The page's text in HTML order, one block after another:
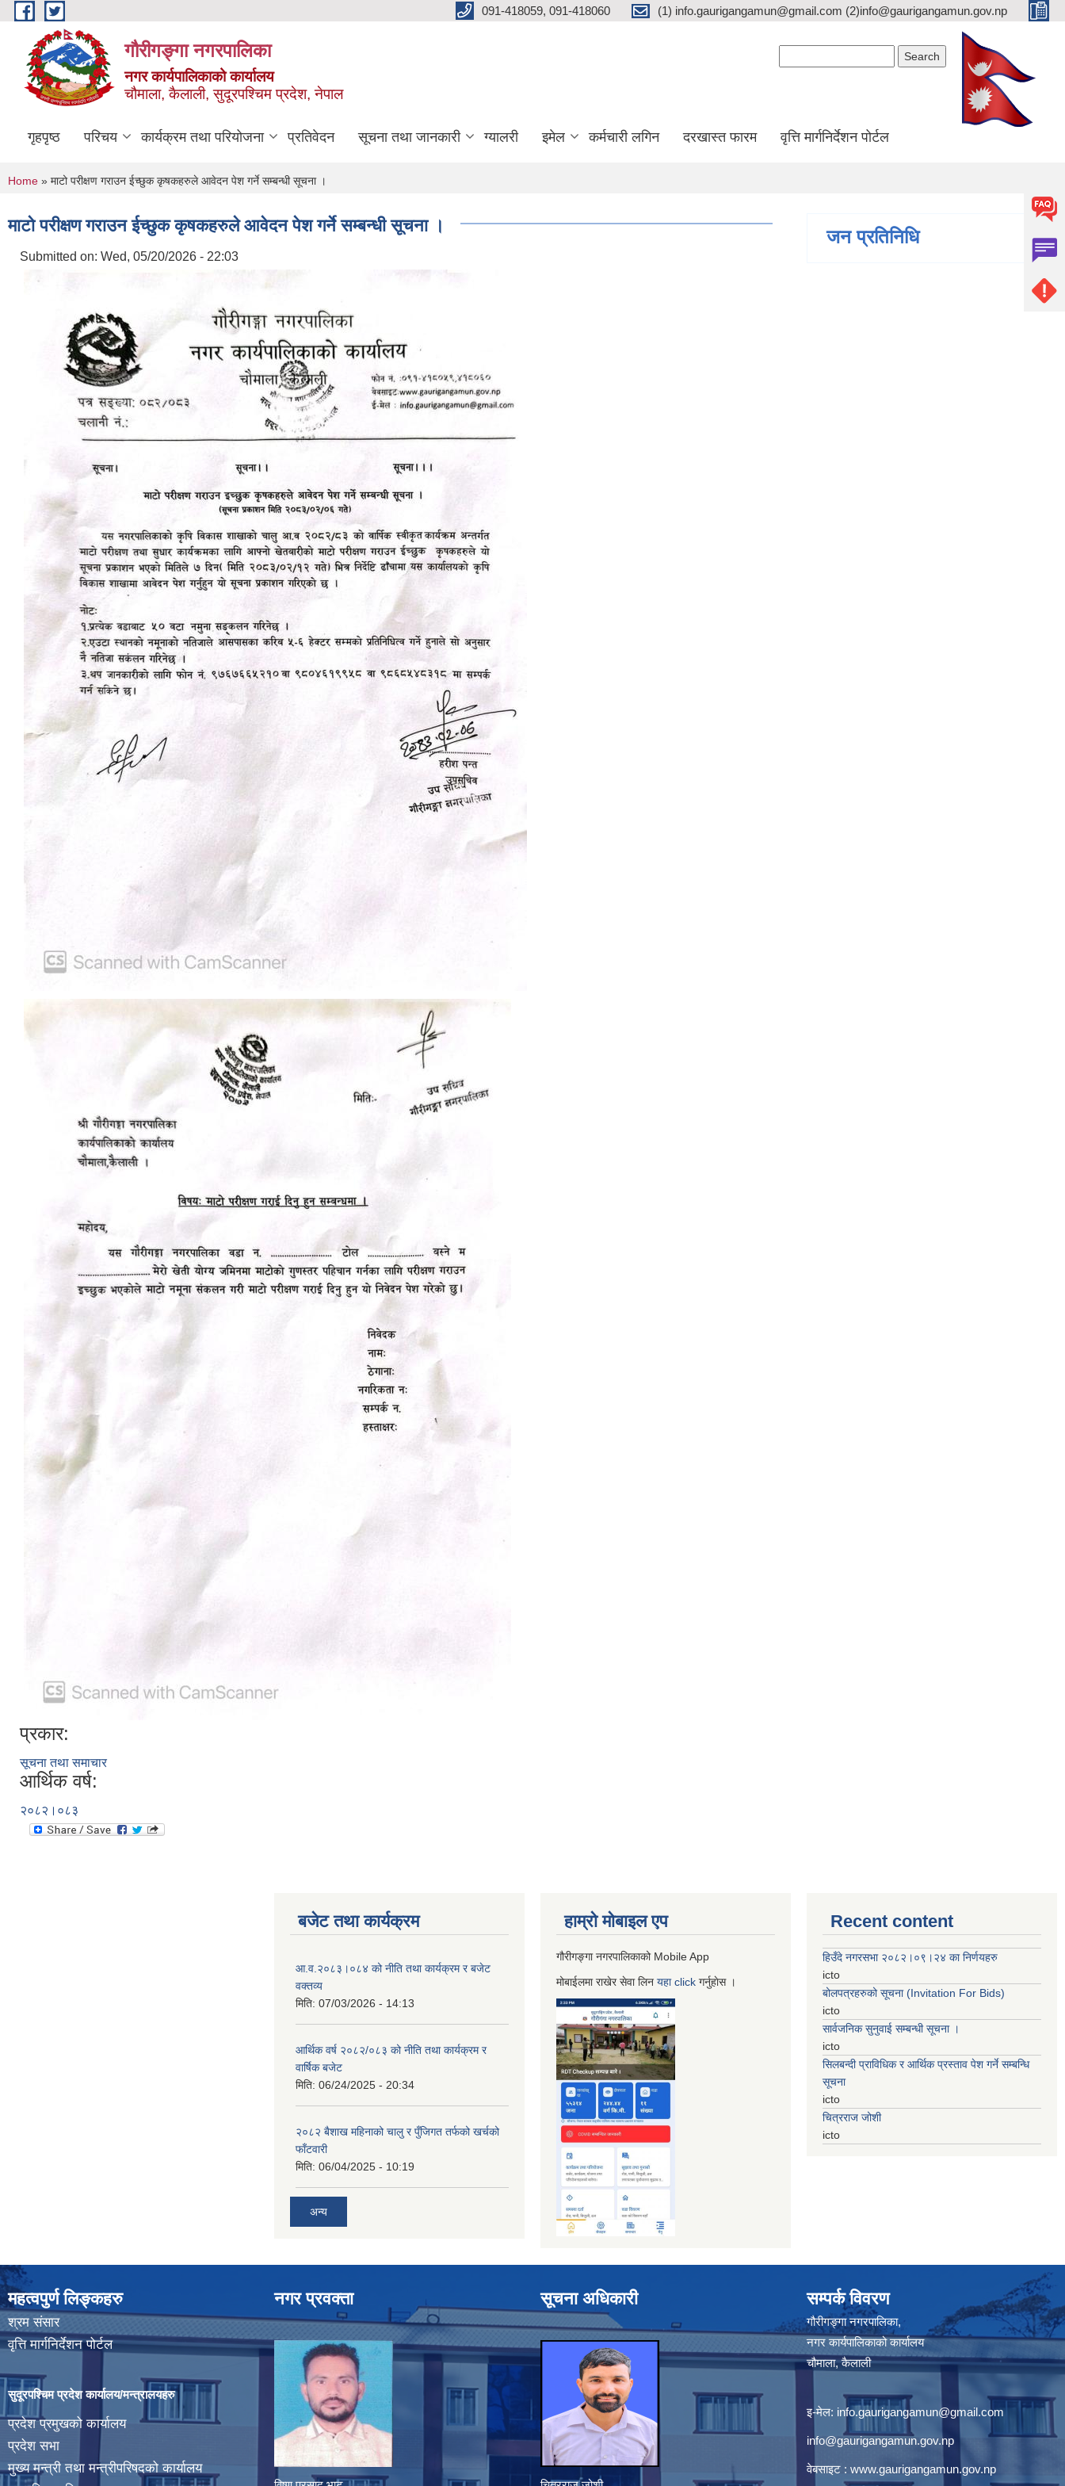
Skip to main content 091-418059, 091-418060 (1) info.gaurigangamun@gmail.com (2)info@gaurigangamun.gov.np
गौरीगङ्गा नगरपालिका
नगर कार्यपालिकाको कार्यालय
चौमाला, कैलाली, सुदूरपश्चिम प्रदेश, नेपाल
गृहपृष्ठ परिचय कार्यक्रम तथा परियोजना प्रतिवेदन सूचना तथा जानकारी ग्यालरी इमेल कर्मचारी लगिन दरखास्त फारम वृत्ति मार्गनिर्देशन पोर्टल
You are here
Home » माटो परीक्षण गराउन ईच्छुक कृषकहरुले आवेदन पेश गर्ने सम्बन्धी सूचना ।
माटो परीक्षण गराउन ईच्छुक कृषकहरुले आवेदन पेश गर्ने सम्बन्धी सूचना ।
Submitted on: Wed, 05/20/2026 - 22:03
प्रकार:
सूचना तथा समाचार
आर्थिक वर्ष:
२०८२।०८३
जन प्रतिनिधि
बजेट तथा कार्यक्रम
आ.व.२०८३।०८४ को नीति तथा कार्यक्रम र बजेट
वक्तव्य
मिति: 07/03/2026 - 14:13
आर्थिक वर्ष २०८२/०८३ को नीति तथा कार्यक्रम र
वार्षिक बजेट
मिति: 06/24/2025 - 20:34
२०८२ बैशाख महिनाको चालु र पुँजिगत तर्फको खर्चको
फाँटवारी
मिति: 06/04/2025 - 10:19
अन्य
हाम्रो माेबाइल एप
गौरीगङ्गा नगरपालिकाको Mobile App
मोबाईलमा राखेर सेवा लिन यहाclick गर्नुहाेस ।
Recent content
हिउँदे नगरसभा २०८२।०९।२४ का निर्णयहरु
icto
बोलपत्रहरुको सूचना (Invitation For Bids)
icto
सार्वजनिक सुनुवाई सम्बन्धी सूचना ।
icto
सिलबन्दी प्राविधिक र आर्थिक प्रस्ताव पेश गर्ने सम्बन्धि
सूचना
icto
चित्रराज जोशी
icto
महत्वपुर्ण लिङ्कहरु
श्रम संसार
वृत्ति मार्गनिर्देशन पोर्टल
सुदूरपश्चिम प्रदेश कार्यालय/मन्त्रालयहरु
प्रदेश प्रमुखको कार्यालय
प्रदेश सभा
मुख्य मन्त्री तथा मन्त्रीपरिषदको कार्यालय
नगर प्रवक्ता सूचना अधिकारी सम्पर्क विवरण
गौरीगङ्गा नगरपालिका,
नगर कार्यपालिकाको कार्यालय
चौमाला, कैलाली
इ-मेल: info.gaurigangamun@gmail.com
info@gaurigangamun.gov.np
वेबसाइट : www.gaurigangamun.gov.np